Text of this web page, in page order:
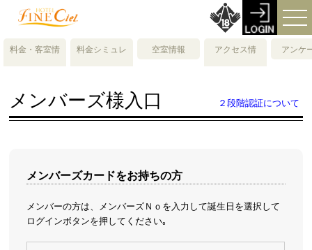
料金・客室情
料金シミュレ
空室情報
アクセス情
アンケ
メンバーズ様入口 ２段階認証について
メンバーズカードをお持ちの方
メンバーの方は、メンバーズＮｏを入力して誕生日を選択して
ログインボタンを押してください｡